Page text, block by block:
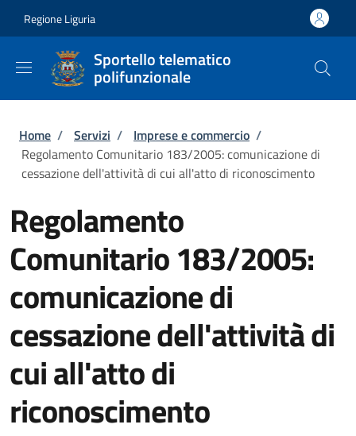
Regione Liguria
Sportello telematico
polifunzionale
Briciole di pane
Home / Servizi / Imprese e commercio /
Regolamento Comunitario 183/2005: comunicazione di
cessazione dell'attività di cui all'atto di riconoscimento
Regolamento
Comunitario 183/2005:
comunicazione di
cessazione dell'attività di
cui all'atto di
riconoscimento